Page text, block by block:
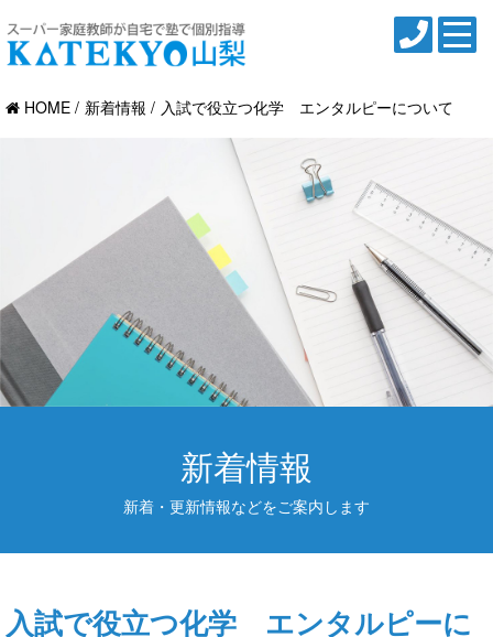
HOME 新着情報 入試で役立つ化学 エンタルピーについて
新着情報
新着・更新情報などをご案内します
入試で役立つ化学 エンタルピーに